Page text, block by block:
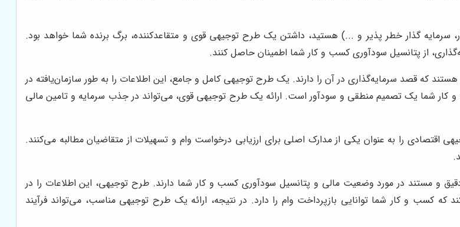
سرمایه گذار خطر پذیر و ...) هستید، داشتن یک طرح توجیهی قوی و متقاعدکننده، برگ برنده شما خواهد بود.
از پتانسیل سودآوری کسب و کار شما اطمینان حاصل کنند.
که قصد سرمایه‌گذاری در آن را دارند. یک طرح توجیهی کامل و جامع، این اطلاعات را به طور سازمان‌یافته در
و کار شما یک تصمیم منطقی و سودآور است. ارائه یک طرح توجیهی قوی، می‌تواند در جذب سرمایه و تامین مالی
اقتصادی را به عنوان یکی از مدارک اصلی برای ارزیابی درخواست وام و تسهیلات از متقاضیان مطالبه می‌کنند.
و مستند در مورد وضعیت مالی و پتانسیل سودآوری کسب و کار شما دارند. طرح توجیهی، این اطلاعات را در
کسب و کار شما توانایی بازپرداخت وام را دارد. در نتیجه، ارائه یک طرح توجیهی مناسب، می‌تواند فرآیند